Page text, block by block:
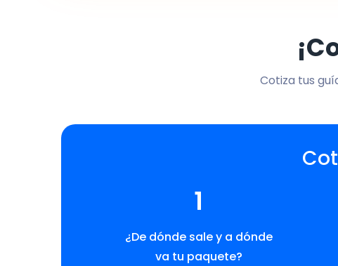
Cotiza tus
1
¿De dónde sale y a dónde
va tu paquete?